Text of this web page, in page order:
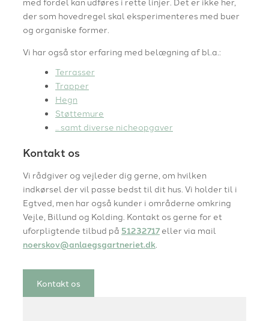
der som hovedregel skal eksperimenteres med buer
og organiske former.
Vi har også stor erfaring med belægning af bl.a.:
Terrasser
Trapper
Hegn
Støttemure
.. samt diverse nicheopgaver
Kontakt os
Vi rådgiver og vejleder dig gerne, om hvilken
indkørsel der vil passe bedst til dit hus. Vi holder til i
Egtved, men har også kunder i områderne omkring
Vejle, Billund og Kolding. Kontakt os gerne for et
uforpligtende tilbud på 51232717 eller via mail
noerskov@anlaegsgartneriet.dk.
Kontakt os